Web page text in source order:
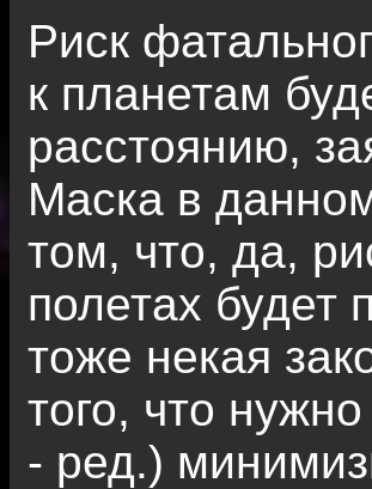
Риск
к планетам
расстоянию,
Маска в
том, что, да,
полетах будет
тоже некая
того, что
- ред.)